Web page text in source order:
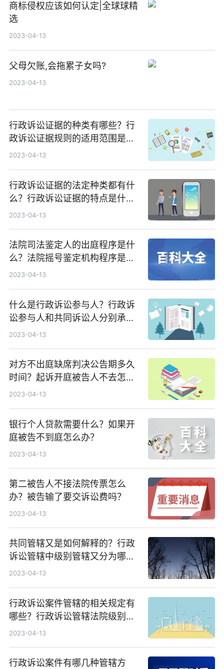
商标侵权应该如何认定|全球球精
选
2023-04-13
父母欠账,会拖累子女吗?
2023-04-13
行政诉讼证据的种类有哪些？行
政诉讼证据规则的适用范围是什
么？
2023-04-13
行政诉讼证据的法定种类都有什
么？行政诉讼证据的特点是什
么？
2023-04-13
法院司法鉴定人的出庭程序是什
么？法院摇号鉴定机构程序是怎
么样的？
2023-04-13
什么是行政诉讼参与人？行政诉
讼参与人和共同诉讼人分别承担
了哪些诉讼义务？
2023-04-13
对方不出庭缺席判决公告期多久
时间？起诉开庭被告人不去怎么
处理呢？
2023-04-13
银行个人贷款需要什么？如果开
庭被告不到庭怎么办？
2023-04-13
第二被告人不接法院传票怎么
办？被告输了要交诉讼费吗？
2023-04-13
共同管辖又是如何解释的？行政
诉讼管辖中级别管辖又分为哪
些？
2023-04-13
行政诉讼案件管辖的相关规定有
哪些？行政诉讼管辖法院级别如
何确定的？
2023-04-13
行政诉讼案件有哪几种管辖方